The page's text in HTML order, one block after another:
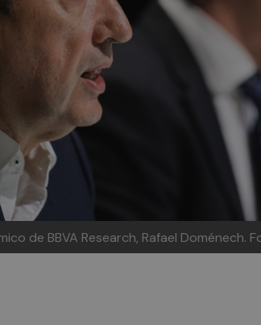
de BBVA Research, Rafael Doménech.